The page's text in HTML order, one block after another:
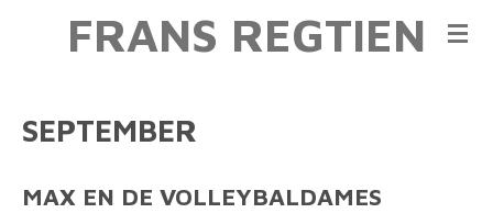
hoofdinhoud
FRANS REGTIEN
SEPTEMBER
MAX EN DE VOLLEYBALDAMES